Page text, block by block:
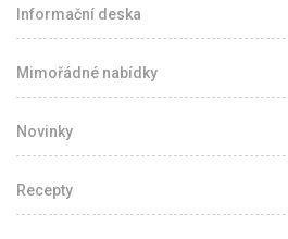
Informační deska
Mimořádné nabídky
Novinky
Recepty